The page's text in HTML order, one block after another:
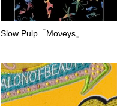
Slow Pulp「Moveys」